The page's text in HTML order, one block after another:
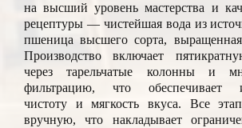
на высший уровень мастерства и
рецептуры — чистейшая вода из
пшеница высшего сорта,
Производство включает
через тарельчатые колонны и
фильтрацию, что обеспечивает
чистоту и мягкость вкуса. Все
вручную, что накладывает